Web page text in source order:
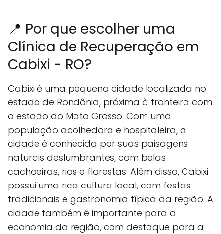
📍 Por que escolher uma
Clínica de Recuperação em
Cabixi - RO?
Cabixi é uma pequena cidade localizada no
estado de Rondônia, próxima à fronteira com
o estado do Mato Grosso. Com uma
população acolhedora e hospitaleira, a
cidade é conhecida por suas paisagens
naturais deslumbrantes, com belas
cachoeiras, rios e florestas. Além disso, Cabixi
possui uma rica cultura local, com festas
tradicionais e gastronomia típica da região. A
cidade também é importante para a
economia da região, com destaque para a